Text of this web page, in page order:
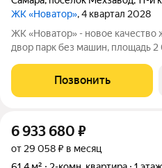
ЖК «Новатор», 4 квартал 2028
ЖК «Новатор» - новое
двор парк без машин, площадь 2 000 м. Здесь есть всё для
спортивные зоны ландшафтное
высшем уровне: система
Позвонить
6 933 680 ₽
от 29 058 ₽ в месяц